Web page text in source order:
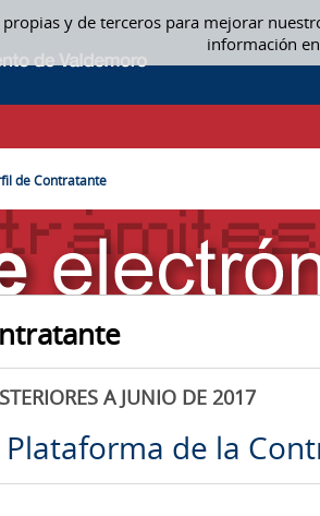
y de terceros para mejorar
información
de Contratante
A JUNIO DE 2017
Plataforma de la